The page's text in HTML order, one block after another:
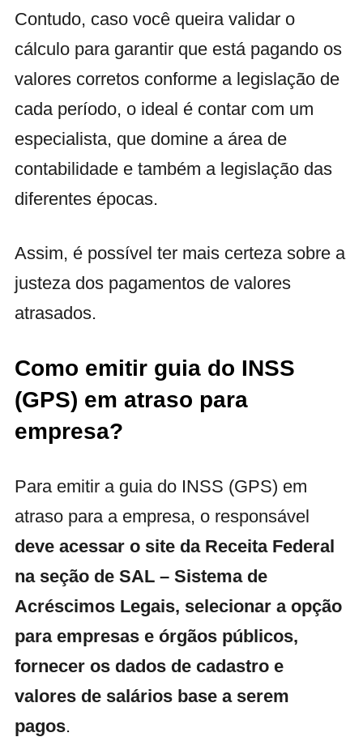
Contudo, caso você queira validar o
cálculo para garantir que está pagando os
valores corretos conforme a legislação de
cada período, o ideal é contar com um
especialista, que domine a área de
contabilidade e também a legislação das
diferentes épocas.
Assim, é possível ter mais certeza sobre a
justeza dos pagamentos de valores
atrasados.
Como emitir guia do INSS
(GPS) em atraso para
empresa?
Para emitir a guia do INSS (GPS) em
atraso para a empresa, o responsável
deve acessar o site da Receita Federal
na seção de SAL – Sistema de
Acréscimos Legais, selecionar a opção
para empresas e órgãos públicos,
fornecer os dados de cadastro e
valores de salários base a serem
pagos.